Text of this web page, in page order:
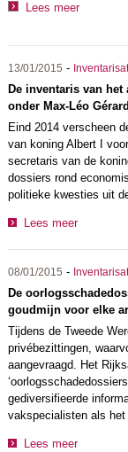
Lees meer
13/01/2015 -
De inventaris van het
onder Max-Léo Gérard
Eind 2014 verscheen
van koning Albert I
secretaris van de
dossiers rond
politieke kwesties uit
Lees meer
08/01/2015 -
De
goudmijn voor elke
Tijdens de Tweede
privébezittingen,
aangevraagd. Het
gediversifieerde
vakspecialisten als het
Lees meer